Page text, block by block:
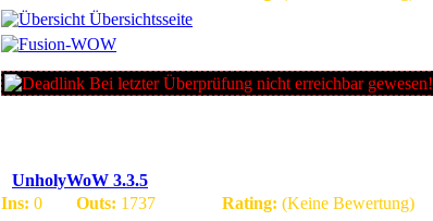
Übersichtsseite
Bei letzter Überprüfung nicht erreichbar gewesen!
UnholyWoW 3.3.5
Ins: 0 Outs: 1737 Rating: (Keine Bewertung)